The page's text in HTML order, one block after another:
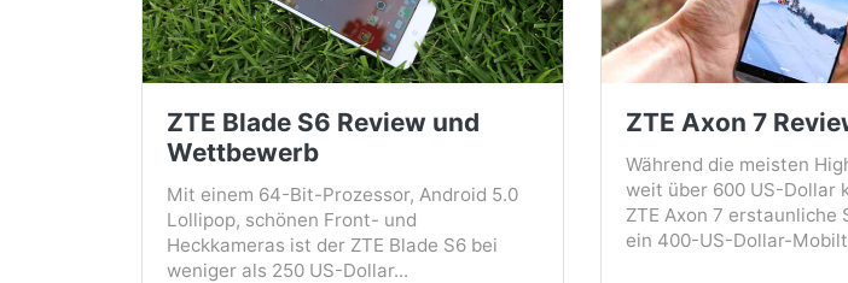
ZTE Blade S6 Review und
Wettbewerb
Mit einem 64-Bit-Prozessor, Android 5.0
Lollipop, schönen Front- und
Heckkameras ist der ZTE Blade S6 bei
weniger als 250 US-Dollar...
ZTE Axon 7
Während die meisten
weit über 600 US-Dollar
ZTE Axon 7 erstaunliche
ein 400-US-Dollar-